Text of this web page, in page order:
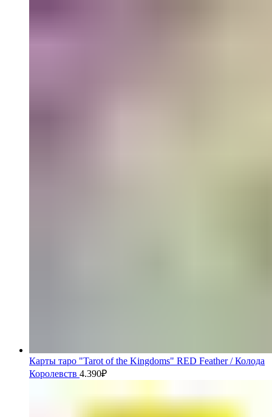
Карты таро "Tarot of the Kingdoms" RED Feather / Колода
Королевств 4.390₽